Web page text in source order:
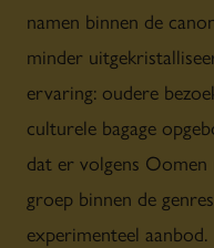
namen binnen de
minder
ervaring: oudere
culturele bagage
dat er volgens
groep binnen de
experimenteel aanbod.